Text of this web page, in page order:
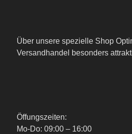
Über unsere spezielle Shop
Versandhandel besonders
Öffungszeiten:
Mo-Do: 09:00 – 16:00